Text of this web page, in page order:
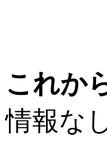
これか
情報な